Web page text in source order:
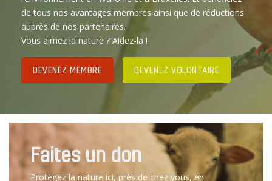
de tous nos avantages membres ainsi que de réductions
auprès de nos partenaires.
Vous aimez la nature ? Aidez-la !
DEVENEZ MEMBRE DEVENEZ VOLONTAIRE
Faites un don
Protégez la nature ici, près de chez vous, en